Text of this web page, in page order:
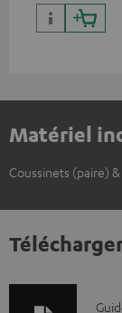
Matériel
Coussinets (paire)